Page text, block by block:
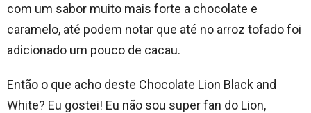
com um sabor muito mais forte a chocolate e
caramelo, até podem notar que até no arroz tofado foi
adicionado um pouco de cacau.
Então o que acho deste Chocolate Lion Black and
White? Eu gostei! Eu não sou super fan do Lion,